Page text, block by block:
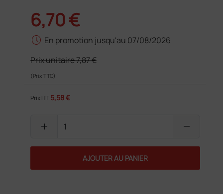
6,70 €
schedule En promotion jusqu'au 07/08/2026
Prix unitaire7,87 €
(Prix TTC)
Prix HT 5,58 €
add remove
AJOUTER AU PANIER